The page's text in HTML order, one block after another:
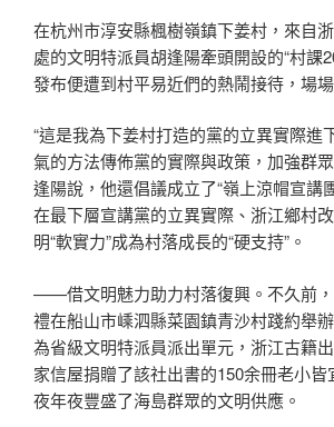
在杭州市淳安縣楓樹嶺鎮下姜村，來自
處的文明特派員胡逢陽牽頭開設的“村課
發布便遭到村平易近們的熱鬧接待，場
“這是我為下姜村打造的黨的立異實際進
氣的方法傳佈黨的實際與政策，加強群
逢陽說，他還倡議成立了“嶺上涼帽宣講
在最下層宣講黨的立異實際、浙江鄉村
明“軟實力”成為村落成長的“硬支持”。
——借文明魅力助力村落復興。不久前
禮在船山市嵊泗縣菜園鎮青沙村踐約舉
為省級文明特派員派出單元，浙江古籍
家信屋捐贈了該社出書的150余冊老小
夜年夜豐盛了海島群眾的文明供應。